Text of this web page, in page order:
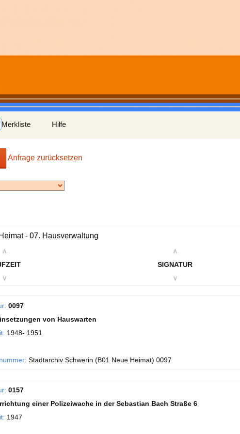
Merkliste Hilfe
Anfrage zurücksetzen
- 07. Hausverwaltung
∧
∨
∧
SIGNATUR
∨
0097
von Hauswarten
1948- 1951
Stadtarchiv Schwerin (B01 Neue Heimat) 0097
0157
einer Polizeiwache in der Sebastian Bach Straße 6
1947